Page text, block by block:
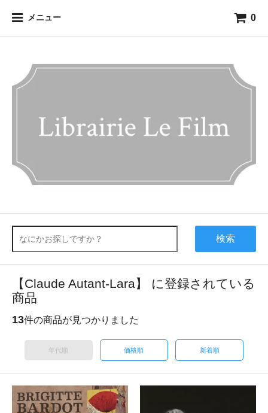
メニュー 0
検索
【Claude Autant-Lara】 に登録されている
商品
13件の商品が見つかりました
年代順 価格順 新着順